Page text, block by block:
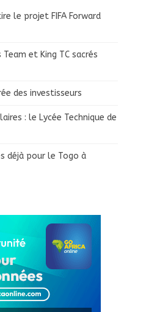
le projet FIFA Forward
et King TC sacrés
des investisseurs
: le Lycée Technique de
déjà pour le Togo à